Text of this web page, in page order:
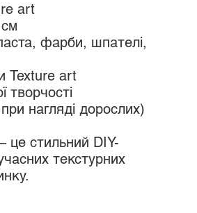
art
фарби, шпателі,
Texture art
творчості
нагляді дорослих)
це стильний DIY-
текстурних